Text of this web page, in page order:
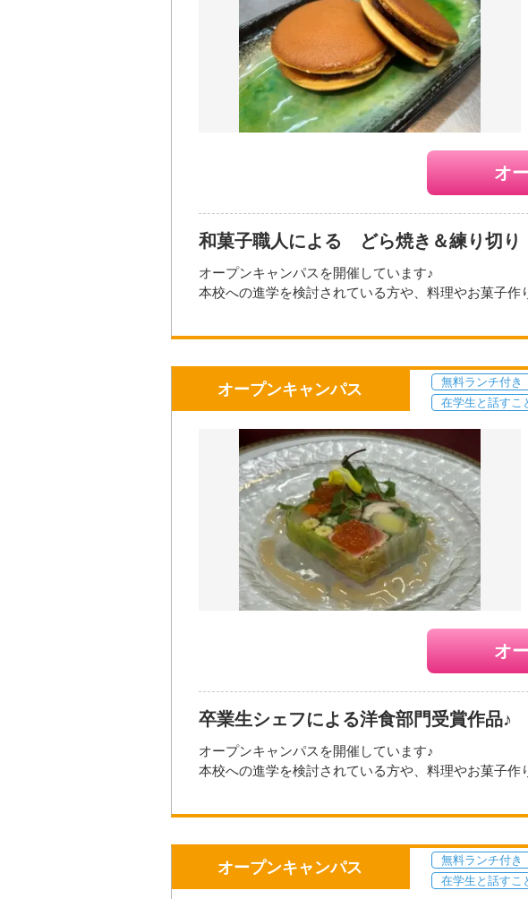
オ
和菓子職人による どら焼き＆練り切り
オープンキャンパスを開催しています♪
本校への進学を検討されている方や、料理やお菓子作
★★★先着40名様です★★★
詳しくは公式サイトをご覧ください！↓↓↓
https://www.tokiwa-college.ac.jp/
熊本駅発・サクラマチ発の予約制送迎バスも運行中！
【注意事項】
・マスクの着用は任意となります。
・咳や発熱、倦怠感、腹痛など体調がすぐれない方の
・スタッフはマスクを着用して対応することもありま
・手洗い、アルコール消毒のご協力をお願いいたしま
開催日時 2026年08月21日（金） １８：３
オープンキャンパス 無料ランチ付き
在学生と話すこ
オ
卒業生シェフによる洋食部門受賞作品♪
オープンキャンパスを開催しています♪
本校への進学を検討されている方や、料理やお菓子作
★★★先着40名様です★★★
詳しくは公式サイトをご覧ください！↓↓↓
https://www.tokiwa-college.ac.jp/
オープンキャンパス 無料ランチ付き
在学生と話すこ